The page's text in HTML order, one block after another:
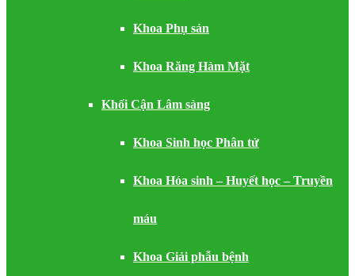
Khoa Phụ sản
Khoa Răng Hàm Mặt
Khối Cận Lâm sàng
Khoa Sinh học Phân tử
Khoa Hóa sinh – Huyết học – Truyền
máu
Khoa Giải phẫu bệnh